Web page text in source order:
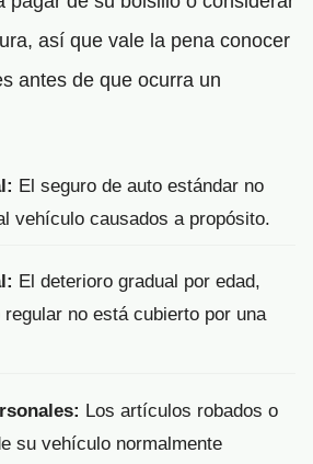
así que vale la pena conocer
antes de que ocurra un
El seguro de auto estándar no
vehículo causados a propósito.
El deterioro gradual por edad,
no está cubierto por una
Los artículos robados o
su vehículo normalmente